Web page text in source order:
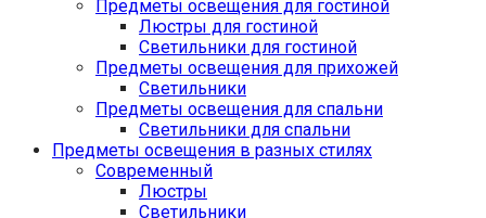
Предметы освещения для гостиной
Люстры для гостиной
Светильники для гостиной
Предметы освещения для прихожей
Светильники
Предметы освещения для спальни
Светильники для спальни
Предметы освещения в разных стилях
Cовременный
Люстры
Светильники